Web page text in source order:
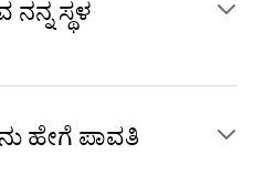
ಸ್ಥಳ
ಹೇಗೆ ಪಾವತಿ